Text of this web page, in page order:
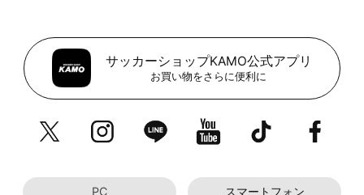
サッカーショップKAMO公式アプリ
お買い物をさらに便利に
PC スマートフォン